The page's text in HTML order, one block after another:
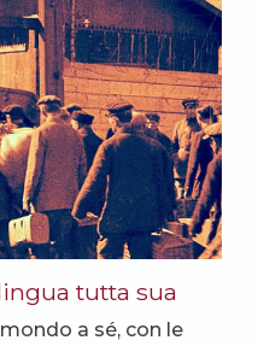
tutta sua
a sé, con le